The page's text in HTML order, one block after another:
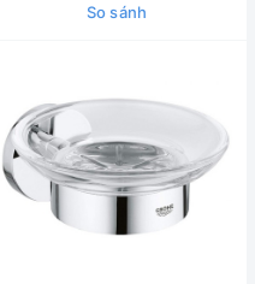
So sánh